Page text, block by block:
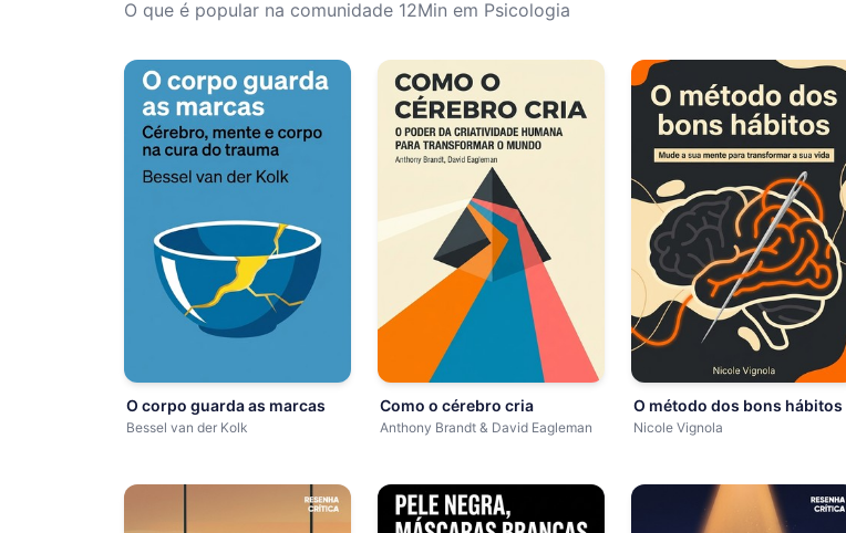
O que é popular na comunidade 12Min em Psicologia
O corpo guarda as marcas
Bessel van der Kolk
Como o cérebro cria
Anthony Brandt & David Eagleman
O método dos bons hábitos
Nicole Vignola